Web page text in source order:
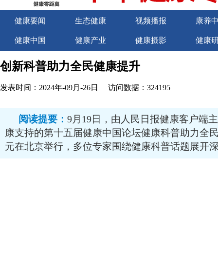
健康要闻 生态健康 视频播报 康养
健康中国 健康产业 健康摄影 健康
关于我们 商务合作 商务合作
创新科普助力全民健康提升
发表时间：2024年-09月-26日 访问数据：324195
阅读提要： 9月19日，由人民日报健康客户端
康支持的第十五届健康中国论坛健康科普助力全
元在北京举行，多位专家围绕健康科普话题展开